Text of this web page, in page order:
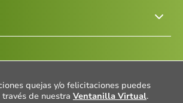
quejas y/o felicitaciones puedes
de nuestra Ventanilla Virtual.